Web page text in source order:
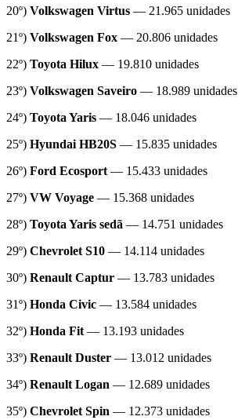
20º) Volkswagen Virtus — 21.965 unidades
21º) Volkswagen Fox — 20.806 unidades
22º) Toyota Hilux — 19.810 unidades
23º) Volkswagen Saveiro — 18.989 unidades
24º) Toyota Yaris — 18.046 unidades
25º) Hyundai HB20S — 15.835 unidades
26º) Ford Ecosport — 15.433 unidades
27º) VW Voyage — 15.368 unidades
28º) Toyota Yaris sedã — 14.751 unidades
29º) Chevrolet S10 — 14.114 unidades
30º) Renault Captur — 13.783 unidades
31º) Honda Civic — 13.584 unidades
32º) Honda Fit — 13.193 unidades
33º) Renault Duster — 13.012 unidades
34º) Renault Logan — 12.689 unidades
35º) Chevrolet Spin — 12.373 unidades